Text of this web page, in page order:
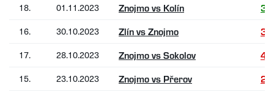
18. 01.11.2023 Znojmo vs Kolín
16. 30.10.2023 Zlín vs Znojmo 3:1
17. 28.10.2023 Znojmo vs Sokolov 4:5
15. 23.10.2023 Znojmo vs Přerov 2:4